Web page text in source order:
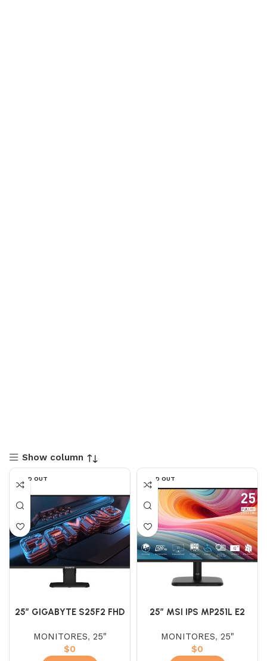
Show column
SOLD OUT
25″ GIGABYTE S25F2 FHD
MONITORES, 25"
$0
SOLD OUT
25″ MSI IPS MP251L E2
MONITORES, 25"
$0